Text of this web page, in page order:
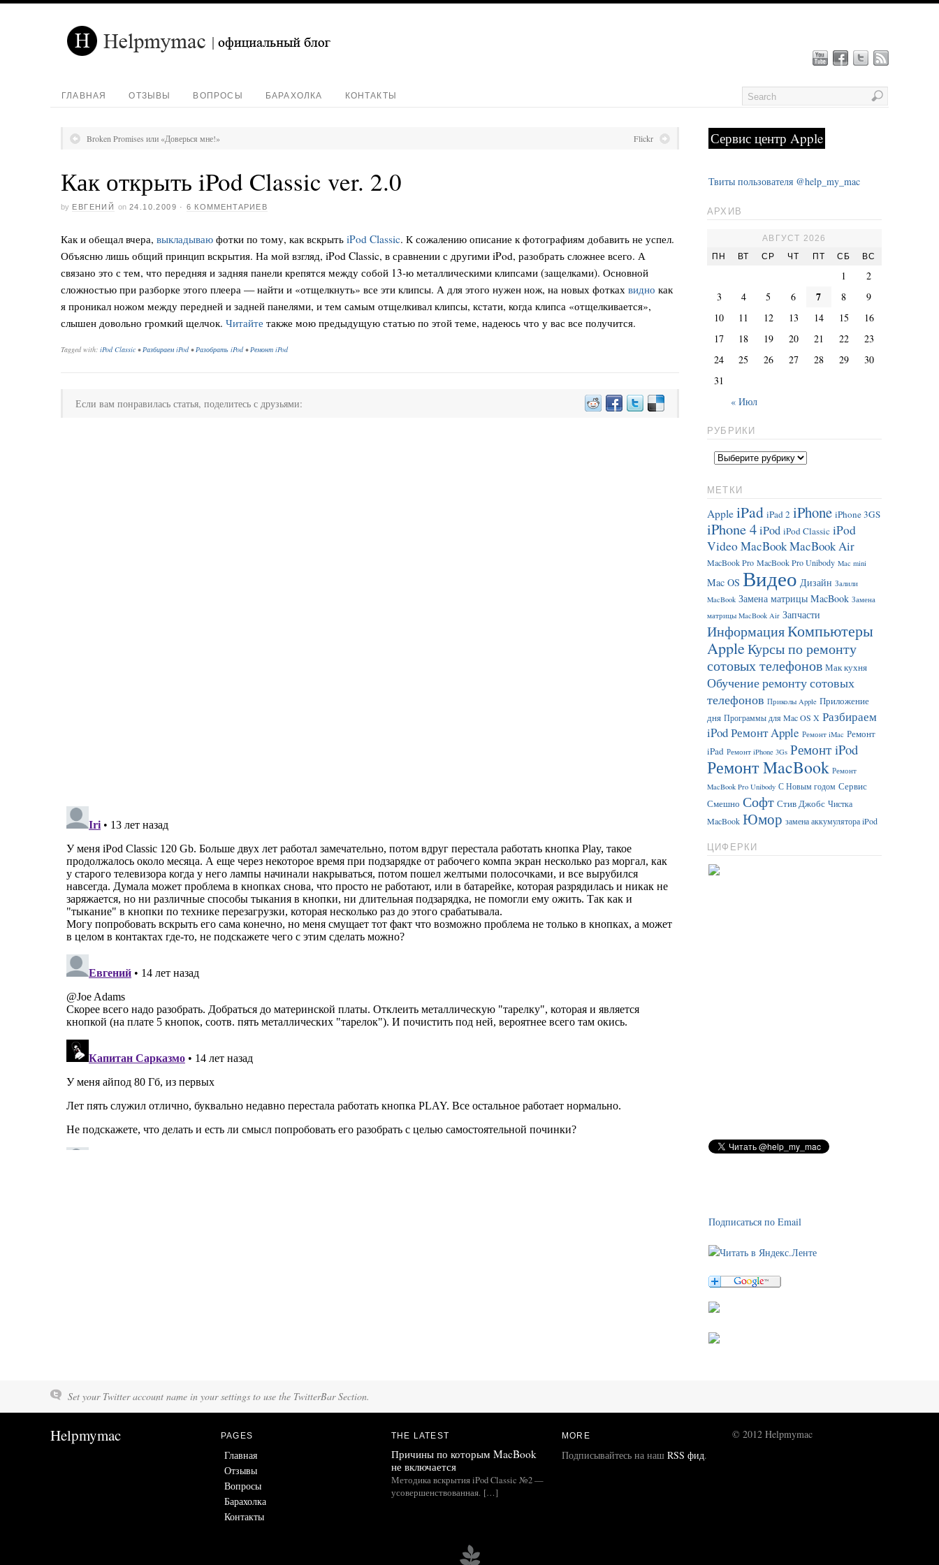
ГЛАВНАЯ ОТЗЫВЫ ВОПРОСЫ БАРАХОЛКА КОНТАКТЫ
Broken Promises или «Доверься мне!» Flickr
Как открыть iPod Classic ver. 2.0
by ЕВГЕНИЙ on 24.10.2009 ·6 КОММЕНТАРИЕВ
Как и обещал вчера, выкладываю фотки по тому, как вскрыть iPod Classic. К сожалению описание к фотографиям добавить не успел.
Объясню лишь общий принцип вскрытия. На мой взгляд, iPod Classic, в сравнении с другими iPod, разобрать сложнее всего. А
связано это с тем, что передняя и задняя панели крепятся между собой 13-ю металлическими клипсами (защелками). Основной
сложностью при разборке этого плеера — найти и «отщелкнуть» все эти клипсы. А для этого нужен нож, на новых фотках видно как
я проникал ножом между передней и задней панелями, и тем самым отщелкивал клипсы, кстати, когда клипса «отщелкивается»,
слышен довольно громкий щелчок. Читайте также мою предыдущую статью по этой теме, надеюсь что у вас все получится.
Tagged with: iPod Classic •Разбираем iPod•Разобрать iPod•Ремонт iPod
Если вам понравилась статья, поделитесь с друзьями:
Сервис центр Apple
Твиты пользователя @help_my_mac
АРХИВ
АВГУСТ 2026
ПН
ВТ СР ЧТ ПТ СБ ВС
« Июл
1
2
3
4 5 6 7 8
9
10
11 12 13 14 15
16
17
18 19 20 21 22
23
24
25 26 27 28 29
30
31
РУБРИКИ
МЕТКИ
Apple iPad iPad 2 iPhone iPhone 3GS
iPhone 4iPod iPod Classic iPod
VideoMacBookMacBook Air
MacBook Pro MacBook Pro Unibody Mac mini
Mac OS Видео Дизайн Залили
MacBook Замена матрицы MacBook Замена
матрицы MacBook Air Запчасти
ИнформацияКомпьютеры
AppleКурсы по ремонту
сотовых телефонов Мак кухня
Обучение ремонту сотовых
телефонов Приколы Apple Приложение
дня Программы для Mac OS X Разбираем
iPodРемонт Apple Ремонт iMac Ремонт
iPad Ремонт iPhone 3Gs Ремонт iPod
Ремонт MacBook Ремонт
MacBook Pro Unibody С Новым годом Сервис
Смешно Софт Стив Джобс Чистка
MacBook Юмор замена аккумулятора iPod
ЦИФЕРКИ
Подписаться по Email
Set your Twitter account name in your settings to use the TwitterBar Section.
Helpmymac PAGES
Главная
Отзывы
Вопросы
Барахолка
Контакты
THE LATEST
Причины по которым MacBook
не включается
Методика вскрытия iPod Classic №2 —
усовершенствованная. […]
MORE
Подписывайтесь на наш RSS фид.
© 2012 Helpmymac